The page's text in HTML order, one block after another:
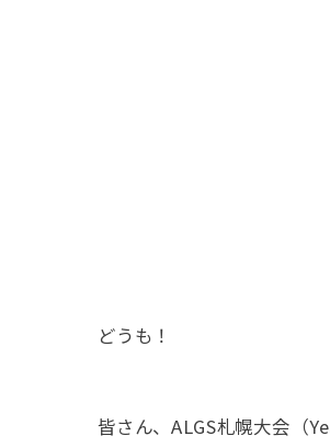
どうも！
皆さん、ALGS札幌大会（